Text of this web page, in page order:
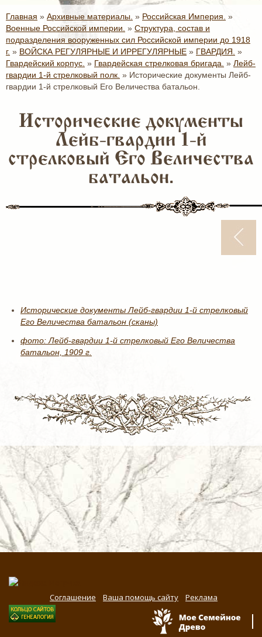
Главная » Архивные материалы. » Российская Империя. »
Военные Российской империи. » Структура, состав и
подразделения вооруженных сил Российской империи до 1918
г. » ВОЙСКА РЕГУЛЯРНЫЕ И ИРРЕГУЛЯРНЫЕ » ГВАРДИЯ. »
Гвардейский корпус. » Гвардейская стрелковая бригада. » Лейб-
гвардии 1-й стрелковый полк. » Исторические документы Лейб-
гвардии 1-й стрелковый Его Величества батальон.
Исторические документы
Лейб-гвардии 1-й
стрелковый Его Величества
батальон.
Исторические документы Лейб-гвардии 1-й стрелковый
Его Величества батальон (сканы)
фото: Лейб-гвардии 1-й стрелковый Его Величества
батальон, 1909 г.
Соглашение Ваша помощь сайту Реклама